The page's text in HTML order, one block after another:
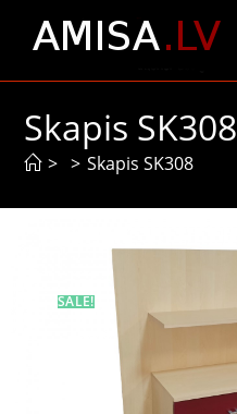
Skapis SK308
> > Skapis SK308
SALE!